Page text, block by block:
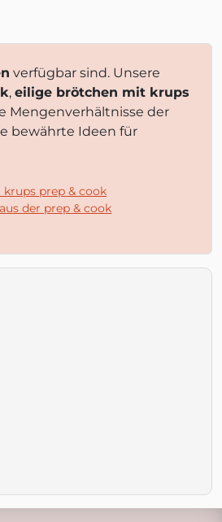
verfügbar sind. Unsere
, eilige brötchen mit krups
Mengenverhältnisse der
bewährte Ideen für
prep & cook
der prep & cook